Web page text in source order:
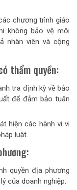
chương trình giáo
không bảo vệ môi
nhân viên và cộng
thẩm quyền:
tra định kỳ về bảo
để đảm bảo tuân
hiện các hành vi vi
luật.
quyền địa phương
của doanh nghiệp.